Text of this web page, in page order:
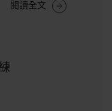
閱讀全文